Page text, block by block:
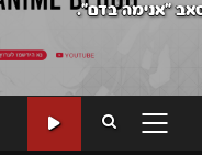
"אנימה בדם".
PRIMARY